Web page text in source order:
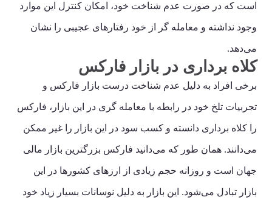
است که در صورت عدم شناخت خود، امکان کنترل این موارد
وجود نداشته و معامله گر از خود رفتارهای عجیبی را نشان
می‌دهد.
کلاه برداری در بازار فارکس
برخی افراد به دلیل عدم شناخت درست بازار فارکس و
تجربیات تلخ خود در رابطه با معامله گری در این بازار، فارکس
را کلاه برداری دانسته و کسب سود در این بازار را غیر ممکن
می‌دانند. همان طور که می‌دانید فارکس بزرگترین بازار مالی
جهان است و روزانه حجم زیادی از ارزهای کشورها در این
بازار تبادل می‌شود. این بازار به دلیل نوسانات بسیار زیاد خود